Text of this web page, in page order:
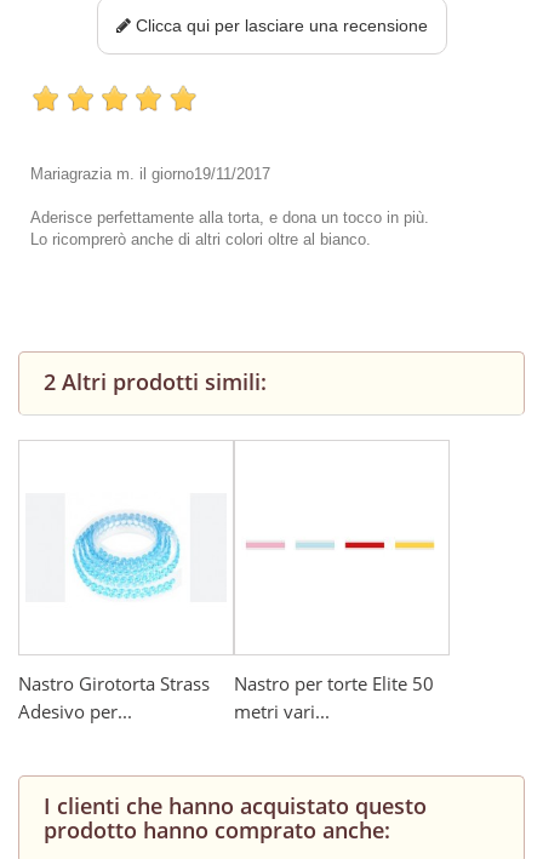
Clicca qui per lasciare una recensione
Mariagrazia m. il giorno19/11/2017
Aderisce perfettamente alla torta, e dona un tocco in più.
Lo ricomprerò anche di altri colori oltre al bianco.
2 Altri prodotti simili:
Nastro Girotorta Strass
Adesivo per...
Nastro per torte Elite 50
metri vari...
I clienti che hanno acquistato questo
prodotto hanno comprato anche: